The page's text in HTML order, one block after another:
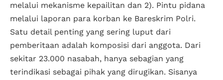
melalui mekanisme kepailitan dan 2). Pintu pidana
melalui laporan para korban ke Bareskrim Polri.
Satu detail penting yang sering luput dari
pemberitaan adalah komposisi dari anggota. Dari
sekitar 23.000 nasabah, hanya sebagian yang
terindikasi sebagai pihak yang dirugikan. Sisanya